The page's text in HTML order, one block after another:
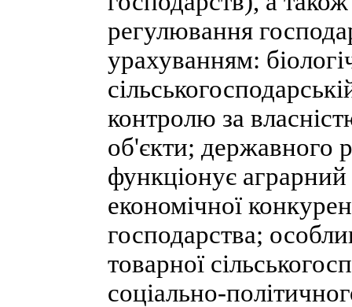
регулювання
урахуванням:
контролю за
об'єкти; державного
функціонує
економічної
господарства;
товарної
соціально-